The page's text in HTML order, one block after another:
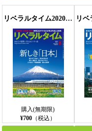
リベラルタイム2020年8月号
購入(無期限)
¥700 （税込）